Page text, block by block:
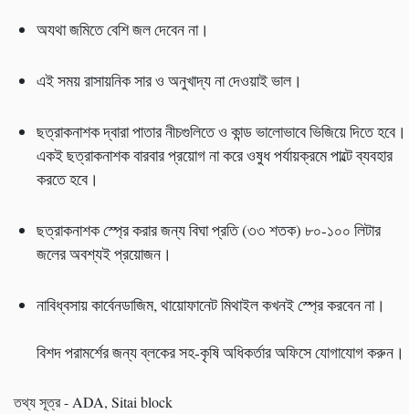
অযথা জমিতে বেশি জল দেবেন না।
এই সময় রাসায়নিক সার ও অনুখাদ্য না দেওয়াই ভাল।
ছত্রাকনাশক দ্বারা পাতার নীচগুলিতে ও কান্ড ভালোভাবে ভিজিয়ে দিতে হবে।
একই ছত্রাকনাশক বারবার প্রয়োগ না করে ওষুধ পর্যায়ক্রমে পাল্টে ব্যবহার
করতে হবে।
ছত্রাকনাশক স্প্রে করার জন্য বিঘা প্রতি (৩৩ শতক) ৮০-১০০ লিটার
জলের অবশ্যই প্রয়োজন।
নাবিধ্বসায় কার্বেনডাজিম, থায়োফানেট মিথাইল কখনই স্প্রে করবেন না।
বিশদ পরামর্শের জন্য ব্লকের সহ-কৃষি অধিকর্তার অফিসে যোগাযোগ করুন।
তথ্য সূত্র - ADA, Sitai block